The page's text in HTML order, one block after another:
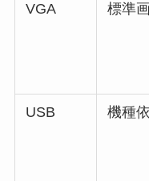
VGA 標準
USB 機種